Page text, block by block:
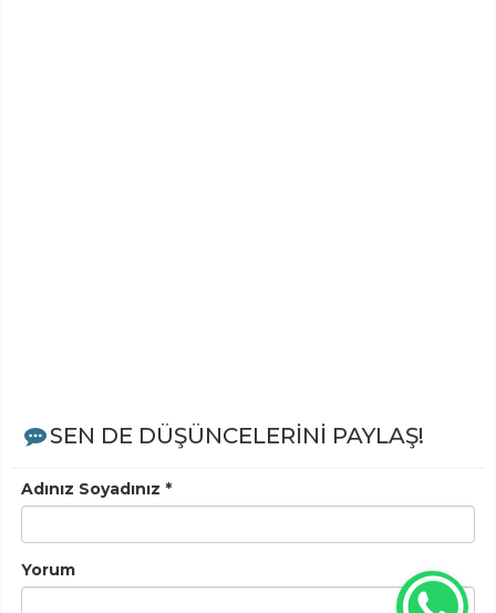
SEN DE DÜŞÜNCELERİNİ PAYLAŞ!
Adınız Soyadınız *
Yorum